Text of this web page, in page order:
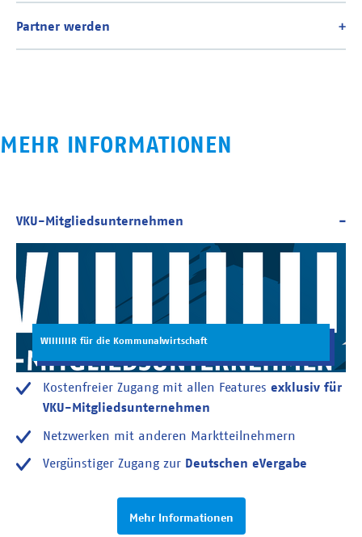
MEHR INFORMATIONEN
WIIIIIIIR für die Kommunalwirtschaft
Kostenfreier Zugang mit allen Features exklusiv für
VKU-Mitgliedsunternehmen
Netzwerken mit anderen Marktteilnehmern
Vergünstiger Zugang zur Deutschen eVergabe
Mehr Informationen